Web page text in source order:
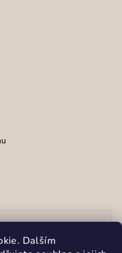
Dalšímochrany